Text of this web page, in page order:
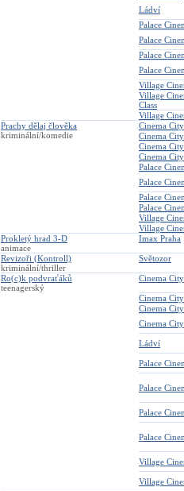
Ládví
Palace
Palace
Palace
Palace
Village
Village
Class
Village
Prachy dělaj člověka
kriminální/komedie
Cinema
Cinema
Cinema
Cinema
Palace
Palace
Palace
Palace
Village
Village
Prokletý hrad 3-D
animace
Imax Praha
Revizoři (Kontroll)
kriminální/thriller
Světozor
Ro(c)k podvraťáků
teenagerský
Cinema
Cinema
Cinema
Cinema
Ládví
Palace
Palace
Palace
Palace
Village
Village